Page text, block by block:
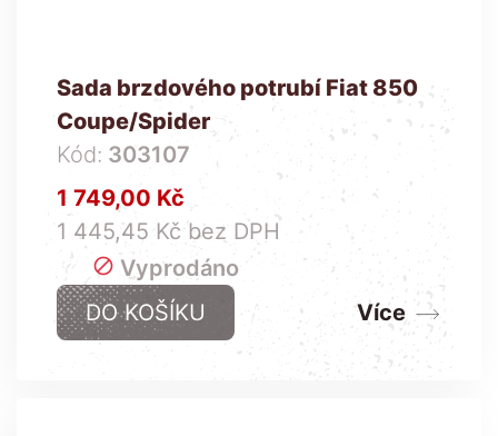
Sada brzdového potrubí Fiat 850
Coupe/Spider
Kód: 303107
Cena
1 749,00 Kč
1 445,45 Kč bez DPH
 Vyprodáno
DO KOŠÍKU
Více